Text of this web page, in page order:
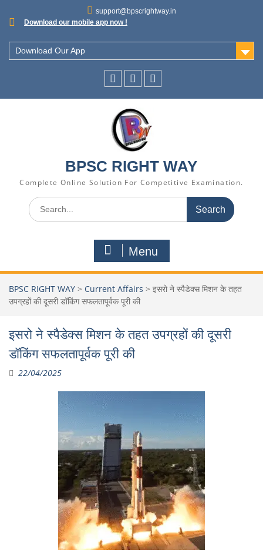
support@bpscrightway.in
Download our mobile app now !
Download Our App
BPSC RIGHT WAY
Complete Online Solution For Competitive Examination.
Menu
BPSC RIGHT WAY > Current Affairs > इसरो ने स्पैडेक्स मिशन के तहत
उपग्रहों की दूसरी डॉकिंग सफलतापूर्वक पूरी की
इसरो ने स्पैडेक्स मिशन के तहत उपग्रहों की दूसरी
डॉकिंग सफलतापूर्वक पूरी की
22/04/2025